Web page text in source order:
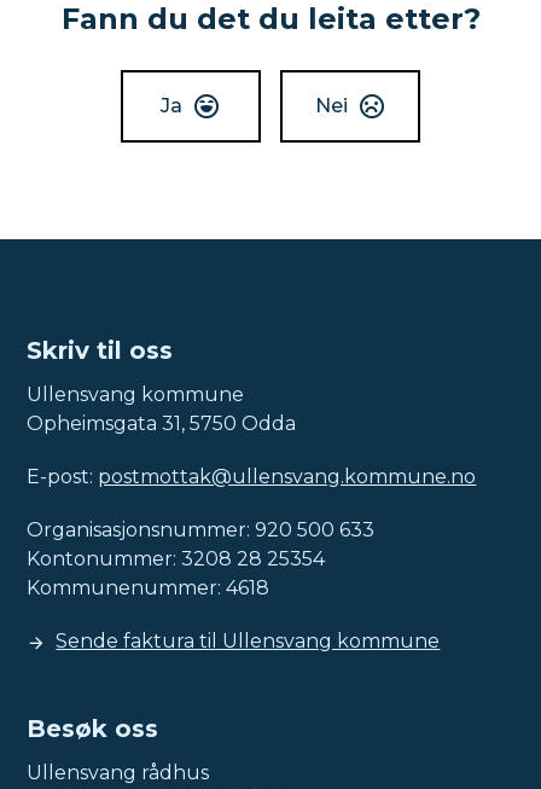
Fann du det du leita etter?
Ja Nei
Skriv til oss
Ullensvang kommune
Opheimsgata 31, 5750 Odda
E-post: postmottak@ullensvang.kommune.no
Organisasjonsnummer: 920 500 633
Kontonummer: 3208 28 25354
Kommunenummer: 4618
Sende faktura til Ullensvang kommune
Besøk oss
Ullensvang rådhus